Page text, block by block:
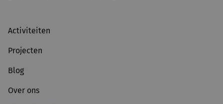
Activiteiten
Projecten
Blog
Over ons